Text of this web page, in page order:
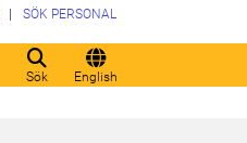
Sök English
SÖK PERSONAL